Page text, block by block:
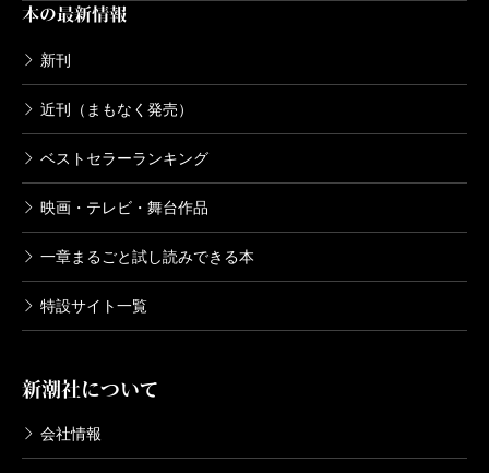
本の最新情報
新刊
近刊（まもなく発売）
ベストセラーランキング
映画・テレビ・舞台作品
一章まるごと試し読みできる本
特設サイト一覧
新潮社について
会社情報